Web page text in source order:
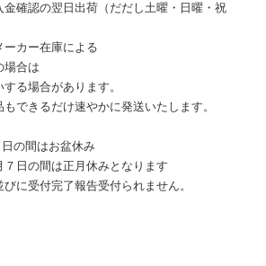
金確認の翌日出荷（だだし土曜・日曜・祝
ーカー在庫による
場合は
る場合があります。
できるだけ速やかに発送いたします。
の間はお盆休み
７日の間は正月休みとなります
に受付完了報告受付られません。